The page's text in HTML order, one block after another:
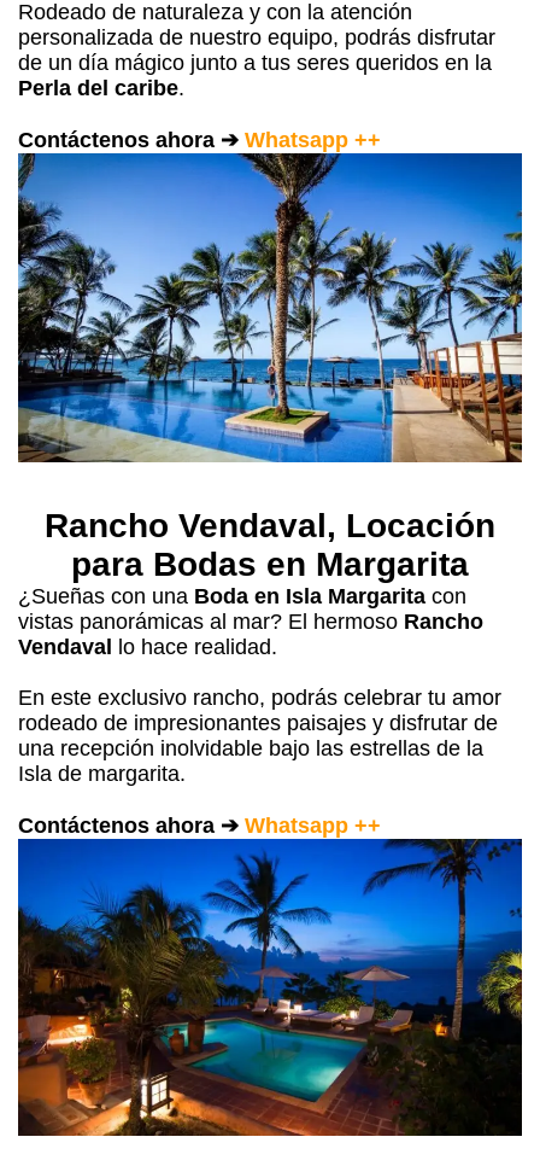
Rodeado de naturaleza y con la atención
personalizada de nuestro equipo, podrás disfrutar
de un día mágico junto a tus seres queridos en la
Perla del caribe.
Contáctenos ahora ➔ Whatsapp ++
Rancho Vendaval, Locación
para Bodas en Margarita
¿Sueñas con una Boda en Isla Margarita con
vistas panorámicas al mar? El hermoso Rancho
Vendaval lo hace realidad.
En este exclusivo rancho, podrás celebrar tu amor
rodeado de impresionantes paisajes y disfrutar de
una recepción inolvidable bajo las estrellas de la
Isla de margarita.
Contáctenos ahora ➔ Whatsapp ++